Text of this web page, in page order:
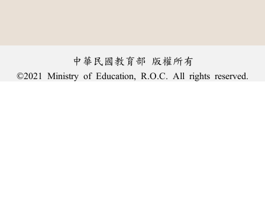
中華民國教育部 版權所有
©2021 Ministry of Education, R.O.C. All rights reserved.